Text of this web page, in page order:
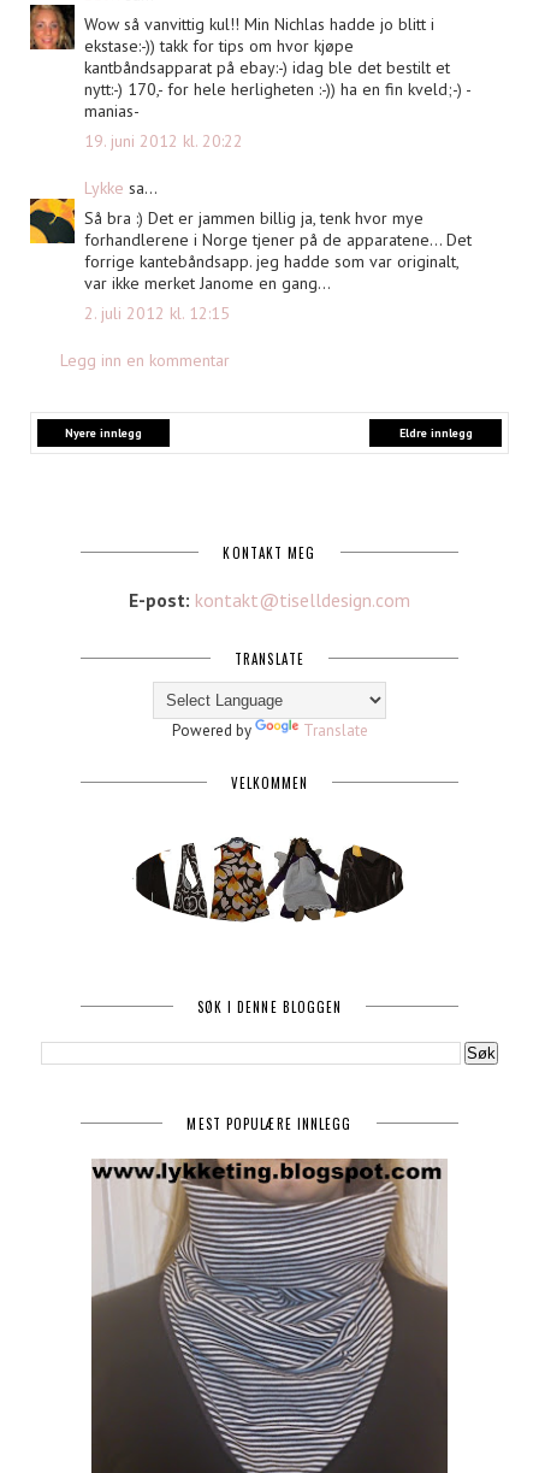
Wow så vanvittig kul!! Min Nichlas hadde jo blitt i
ekstase:-)) takk for tips om hvor kjøpe
kantbåndsapparat på ebay:-) idag ble det bestilt et
nytt:-) 170,- for hele herligheten :-)) ha en fin kveld;-) -
manias-
19. juni 2012 kl. 20:22
Lykke sa...
Så bra :) Det er jammen billig ja, tenk hvor mye
forhandlerene i Norge tjener på de apparatene... Det
forrige kantebåndsapp. jeg hadde som var originalt,
var ikke merket Janome en gang...
2. juli 2012 kl. 12:15
Legg inn en kommentar
Nyere innlegg Eldre innlegg
KONTAKT MEG
E-post: kontakt@tiselldesign.com
TRANSLATE
Powered by Translate
VELKOMMEN
SØK I DENNE BLOGGEN
MEST POPULÆRE INNLEGG